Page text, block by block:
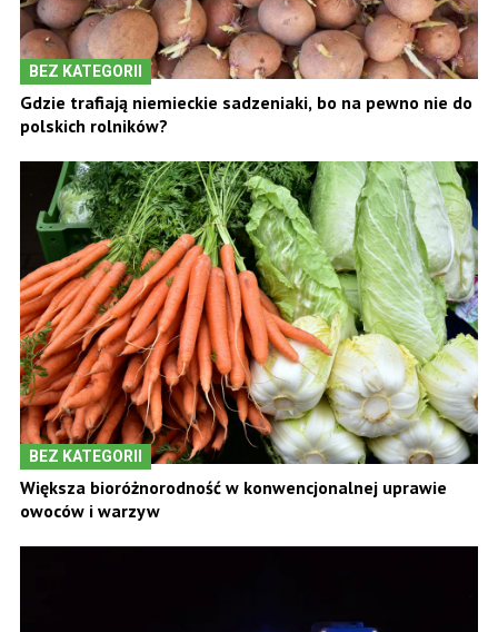
BEZ KATEGORII
Gdzie trafiają niemieckie sadzeniaki, bo na pewno nie do
polskich rolników?
BEZ KATEGORII
Większa bioróżnorodność w konwencjonalnej uprawie
owoców i warzyw